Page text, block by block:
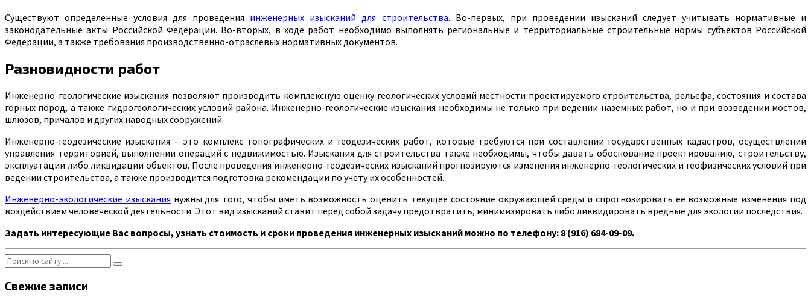
Существуют определенные условия для проведения инженерных изысканий для строительства. Во-первых, при проведении изысканий следует учитывать нормативные и
законодательные акты Российской Федерации. Во-вторых, в ходе работ необходимо выполнять региональные и территориальные строительные нормы субъектов Российской
Федерации, а также требования производственно-отраслевых нормативных документов.
Разновидности работ
Инженерно-геологические изыскания позволяют производить комплексную оценку геологических условий местности проектируемого строительства, рельефа, состояния и состава
горных пород, а также гидрогеологических условий района. Инженерно-геологические изыскания необходимы не только при ведении наземных работ, но и при возведении мостов,
шлюзов, причалов и других наводных сооружений.
Инженерно-геодезические изыскания – это комплекс топографических и геодезических работ, которые требуются при составлении государственных кадастров, осуществлении
управления территорией, выполнении операций с недвижимостью. Изыскания для строительства также необходимы, чтобы давать обоснование проектированию, строительству,
эксплуатации либо ликвидации объектов. После проведения инженерно-геодезических изысканий прогнозируются изменения инженерно-геологических и геофизических условий при
ведении строительства, а также производится подготовка рекомендации по учету их особенностей.
Инженерно-экологические изыскания нужны для того, чтобы иметь возможность оценить текущее состояние окружающей среды и спрогнозировать ее возможные изменения под
воздействием человеческой деятельности. Этот вид изысканий ставит перед собой задачу предотвратить, минимизировать либо ликвидировать вредные для экологии последствия.
Задать интересующие Вас вопросы, узнать стоимость и сроки проведения инженерных изысканий можно по телефону: 8 (916) 684-09-09.
Свежие записи